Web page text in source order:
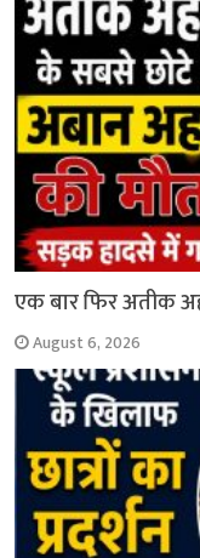
एक बार फिर अतीक
August 6, 2026